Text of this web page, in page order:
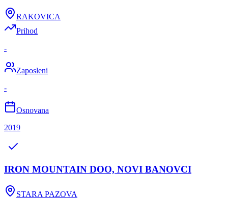
RAKOVICA
Prihod
-
Zaposleni
-
Osnovana
2019
IRON MOUNTAIN DOO, NOVI BANOVCI
STARA PAZOVA